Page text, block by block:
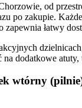
od
po zakupie.
łatwy
dodatkowe
wtórny